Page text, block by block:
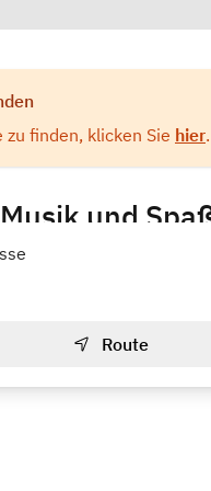
finden, klicken Sie hier.
und
Route